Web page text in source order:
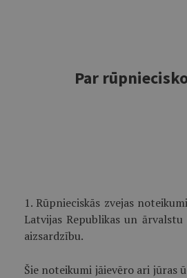
Par
1. Rūpnieciskās zvejas
Latvijas Republikas un
aizsardzību.
Šie noteikumi jāievēro ari jūras